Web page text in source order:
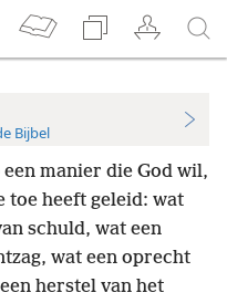
Bijbel
manier die God wil,
toe heeft geleid: wat
schuld, wat een
wat een oprecht
herstel van het